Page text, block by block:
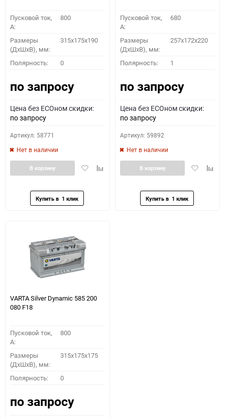
Пусковой ток,
A:
800
Размеры
(ДхШхВ), мм:
315x175x190
Полярность: 0
по запросу
Цена без ECOном скидки:
по запросу
Артикул: 58771
Нет в наличии
ДобавитьДобавить
В корзину
Пусковой ток,
A:
680
Размеры
(ДхШхВ), мм:
257x172x220
Полярность: 1
по запросу
Цена без ECOном скидки:
по запросу
Артикул: 59892
Нет в наличии
Добавить
В корзину
VARTA Silver Dynamic 585 200
080 F18
Пусковой ток,
A:
800
Размеры
(ДхШхВ), мм:
315x175x175
Полярность: 0
по запросу